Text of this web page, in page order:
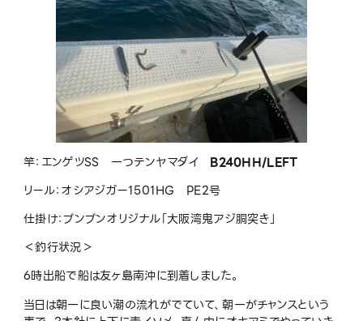
竿：エンゲツSS 一つテンヤマダイ B240HH/LEFT
リール：オシアジガー1501HG PE2号
仕掛け：ブンブンオリジナル「大阪湾鬼アジ胴突き」
＜釣行状況＞
6時出船で船は友ヶ島南沖に到着しました。
当日は朝一に良い潮の流れがでていて、朝一がチャンスという